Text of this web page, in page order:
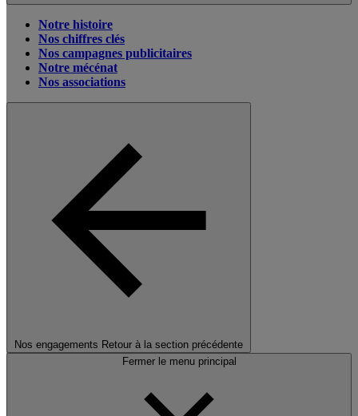
Notre histoire
Nos chiffres clés
Nos campagnes publicitaires
Notre mécénat
Nos associations
Nos engagements Retour à la section précédente
Fermer le menu principal